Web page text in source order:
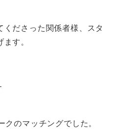
ださった関係者様、スタ
す。
のマッチングでした。